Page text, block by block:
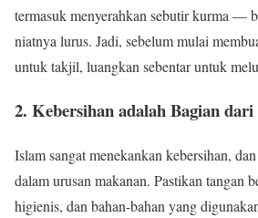
termasuk menyerahkan sebutir kurma —
niatnya lurus. Jadi, sebelum mulai
untuk takjil, luangkan sebentar untuk
2. Kebersihan adalah Bagian
Islam sangat menekankan kebersihan,
dalam urusan makanan. Pastikan tangan
higienis, dan bahan-bahan yang